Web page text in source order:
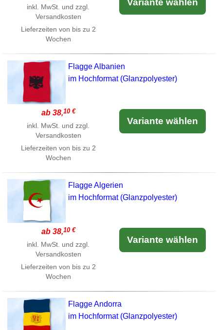
inkl. MwSt. und zzgl.
Versandkosten
Lieferzeiten von bis zu 2
Wochen
Variante wählen
Flagge Albanien
im Hochformat (Glanzpolyester)
ab 38,10 €
inkl. MwSt. und zzgl.
Versandkosten
Lieferzeiten von bis zu 2
Wochen
Variante wählen
Flagge Algerien
im Hochformat (Glanzpolyester)
ab 38,10 €
inkl. MwSt. und zzgl.
Versandkosten
Lieferzeiten von bis zu 2
Wochen
Variante wählen
Flagge Andorra
im Hochformat (Glanzpolyester)